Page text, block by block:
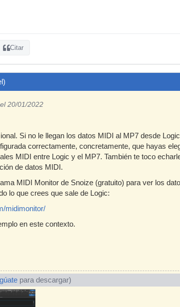
Citar
el 20/01/2022
Si no le llegan los datos MIDI al MP7 desde
correctamente, concretamente, que hayas
MIDI entre Logic y el MP7. También te toco
de datos MIDI.
MIDI Monitor de Snoize (gratuito) para ver los
lo que crees que sale de Logic:
midimonitor/
en este contexto.
para descargar)